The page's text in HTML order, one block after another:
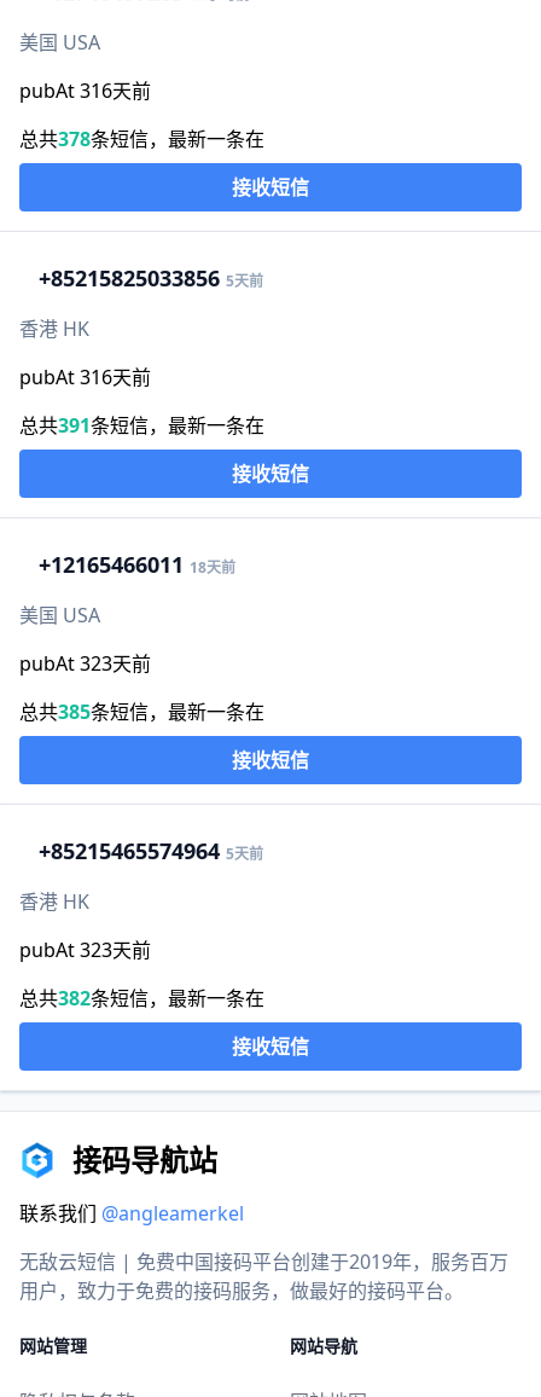
美国 USA
pubAt 316天前
总共378条短信，最新一条在
接收短信
+85215825033856 5天前
香港 HK
pubAt 316天前
总共391条短信，最新一条在
接收短信
+12165466011 18天前
美国 USA
pubAt 323天前
总共385条短信，最新一条在
接收短信
+85215465574964 5天前
香港 HK
pubAt 323天前
总共382条短信，最新一条在
接收短信
接码导航站
联系我们 @angleamerkel
无敌云短信 | 免费中国接码平台创建于2019年，服务百万
用户，致力于免费的接码服务，做最好的接码平台。
网站管理 网站导航